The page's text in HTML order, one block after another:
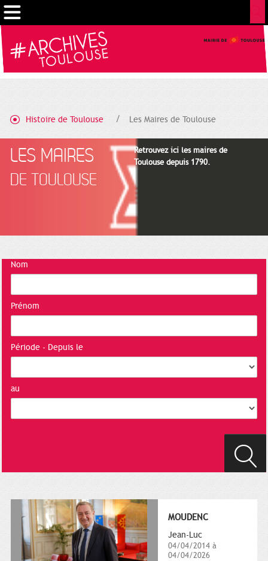
Histoire de Toulouse Les Maires de Toulouse
LES MAIRES
DE TOULOUSE
Retrouvez ici les maires de
Toulouse depuis 1790.
Nom
Prénom
Période - Depuis le
au
MOUDENC
Jean-Luc
04/04/2014 à
04/04/2026
Gestion de vos préférences sur les cookies